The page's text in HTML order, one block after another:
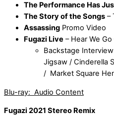
The Performance Has
The Story of the Songs –
Assassing Promo Video
Fugazi Live – Hear We
Backstage
Jigsaw / Cinderella
/ Market Square
Blu-ray: Audio Content
Fugazi 2021 Stereo Remix